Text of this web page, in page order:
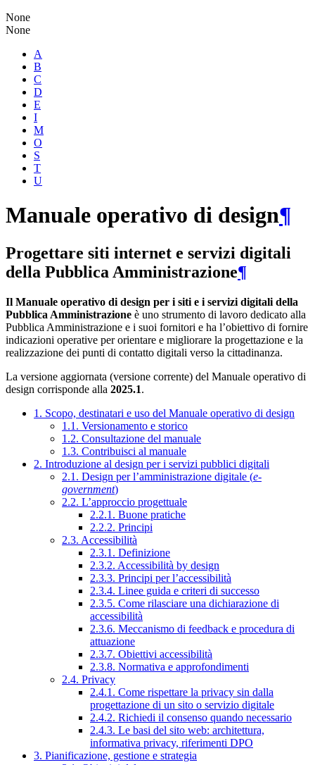
None
None
A
B
C
D
E
I
M
O
S
T
U
Manuale operativo di design¶
Progettare siti internet e servizi digitali
della Pubblica Amministrazione¶
Il Manuale operativo di design per i siti e i servizi digitali della
Pubblica Amministrazione è uno strumento di lavoro dedicato alla
Pubblica Amministrazione e i suoi fornitori e ha l’obiettivo di fornire
indicazioni operative per orientare e migliorare la progettazione e la
realizzazione dei punti di contatto digitali verso la cittadinanza.
La versione aggiornata (versione corrente) del Manuale operativo di
design corrisponde alla 2025.1.
1. Scopo, destinatari e uso del Manuale operativo di design
1.1. Versionamento e storico
1.2. Consultazione del manuale
1.3. Contribuisci al manuale
2. Introduzione al design per i servizi pubblici digitali
2.1. Design per l’amministrazione digitale (e-
government)
2.2. L’approccio progettuale
2.2.1. Buone pratiche
2.2.2. Principi
2.3. Accessibilità
2.3.1. Definizione
2.3.2. Accessibilità by design
2.3.3. Principi per l’accessibilità
2.3.4. Linee guida e criteri di successo
2.3.5. Come rilasciare una dichiarazione di
accessibilità
2.3.6. Meccanismo di feedback e procedura di
attuazione
2.3.7. Obiettivi accessibilità
2.3.8. Normativa e approfondimenti
2.4. Privacy
2.4.1. Come rispettare la privacy sin dalla
progettazione di un sito o servizio digitale
2.4.2. Richiedi il consenso quando necessario
2.4.3. Le basi del sito web: architettura,
informativa privacy, riferimenti DPO
3. Pianificazione, gestione e strategia